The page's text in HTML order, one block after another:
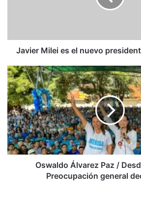
Argentina
Javier Milei es el nuevo
Oswaldo
Álvarez
Paz
/
Desde
el
puente:
Preocupación
general
decembrinaOswaldo Álvarez Paz /
Preocupación general